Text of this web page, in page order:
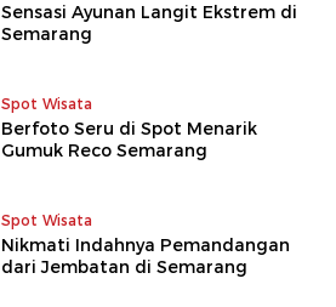
Sensasi Ayunan Langit Ekstrem di
Semarang
Spot Wisata
Berfoto Seru di Spot Menarik
Gumuk Reco Semarang
Spot Wisata
Nikmati Indahnya Pemandangan
dari Jembatan di Semarang